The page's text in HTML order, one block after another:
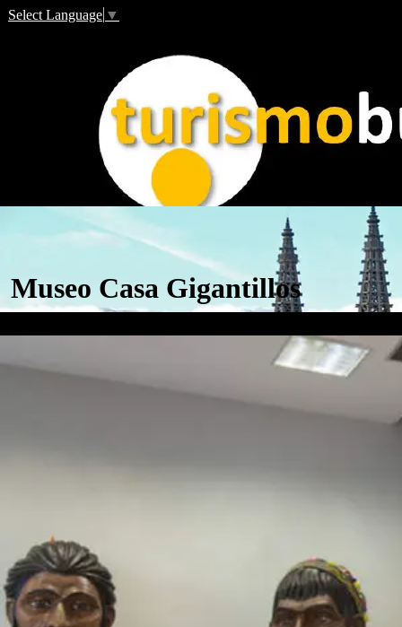
Select Language ▼
Museo Casa Gigantillos